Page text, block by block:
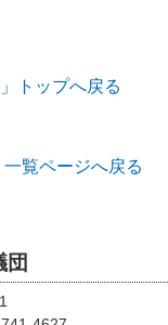
トップへ戻る
覧ページへ戻る
団